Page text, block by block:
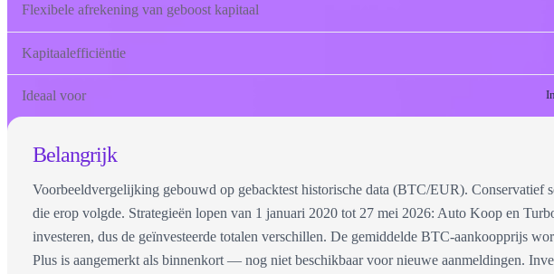
Flexibele afrekening van geboost kapitaal
Kapitaalefficiëntie
Ideaal voor
Belangrijk
Voorbeeldvergelijking gebouwd op gebacktest historische data (BTC/EUR).
die erop volgde. Strategieën lopen van 1 januari 2020 tot 27 mei 2026: Auto Koop en
investeren, dus de geïnvesteerde totalen verschillen. De gemiddelde BTC-aankoopprijs
Plus is aangemerkt als binnenkort — nog niet beschikbaar voor nieuwe aanmeldingen.